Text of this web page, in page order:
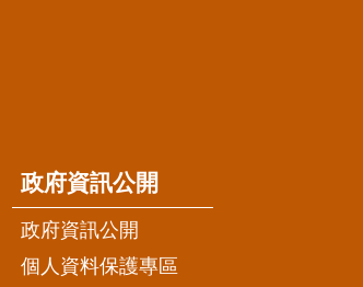
政府資訊公開
政府資訊公開
個人資料保護專區